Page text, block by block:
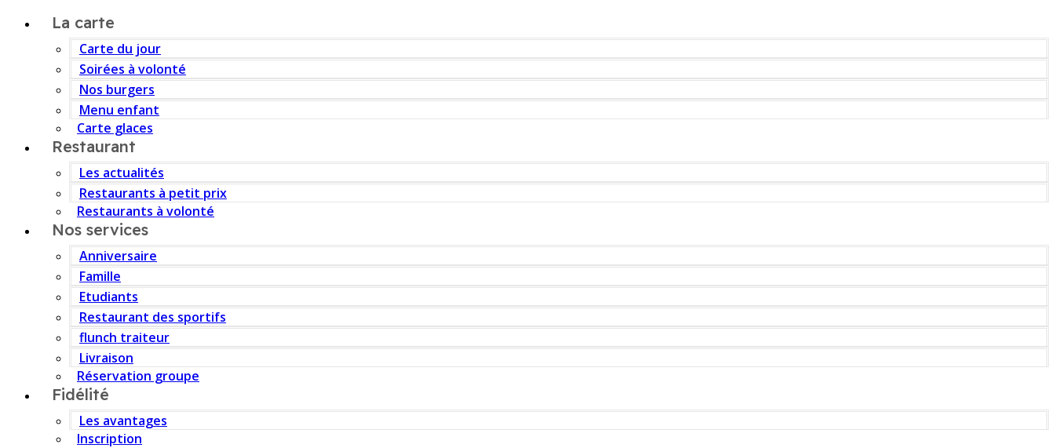
La carte
Carte du jour
Soirées à volonté
Nos burgers
Menu enfant
Carte glaces
Restaurant
Les actualités
Restaurants à petit prix
Restaurants à volonté
Nos services
Anniversaire
Famille
Etudiants
Restaurant des sportifs
flunch traiteur
Livraison
Réservation groupe
Fidélité
Les avantages
Inscription